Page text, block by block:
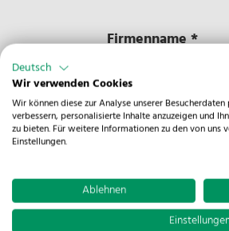
Firmenname*
Vorname*
Nachname*
Deutsch
Wir verwenden Cookies
Wir können diese zur Analyse unserer
verbessern, personalisierte Inhalte anzuzeigen und
zu bieten. Für weitere Informationen zu den von uns
Einstellungen.
Ablehnen